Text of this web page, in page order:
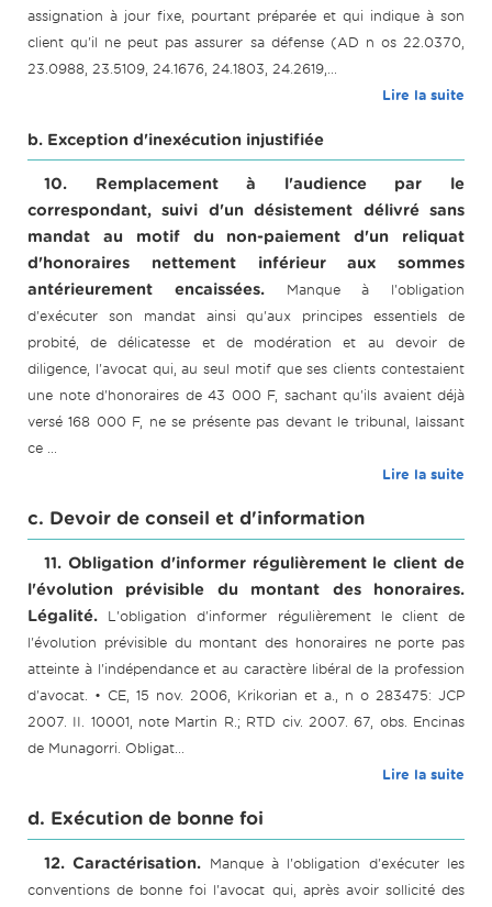
assignation à jour fixe, pourtant préparée et qui indique à son
client qu'il ne peut pas assurer sa défense (AD n os 22.0370,
23.0988, 23.5109, 24.1676, 24.1803, 24.2619,...
Lire la suite
b. Exception d'inexécution injustifiée
10. Remplacement à l'audience par le
correspondant, suivi d'un désistement délivré sans
mandat au motif du non-paiement d'un reliquat
d'honoraires nettement inférieur aux sommes
antérieurement encaissées.
Manque à l'obligation
d'exécuter son mandat ainsi qu'aux principes essentiels de
probité, de délicatesse et de modération et au devoir de
diligence, l'avocat qui, au seul motif que ses clients contestaient
une note d'honoraires de 43 000 F, sachant qu'ils avaient déjà
versé 168 000 F, ne se présente pas devant le tribunal, laissant
ce ...
Lire la suite
c. Devoir de conseil et d'information
11. Obligation d'informer régulièrement le client de
l'évolution prévisible du montant des honoraires.
Légalité.
L'obligation d'informer régulièrement le client de
l'évolution prévisible du montant des honoraires ne porte pas
atteinte à l'indépendance et au caractère libéral de la profession
d'avocat. • CE, 15 nov. 2006, Krikorian et a., n o 283475: JCP
2007. II. 10001, note Martin R.; RTD civ. 2007. 67, obs. Encinas
de Munagorri. Obligat...
Lire la suite
d. Exécution de bonne foi
12. Caractérisation. Manque à l'obligation d'exécuter les
conventions de bonne foi l'avocat qui, après avoir sollicité des